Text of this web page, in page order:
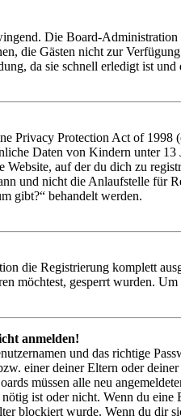
Die Board-Administration
die Gästen nicht zur
da sie schnell erledigt ist
Privacy Protection Act of
Daten von Kindern unter
auf der du dich zu
und nicht die Anlaufstelle für
gibt?“ behandelt werden.
die Registrierung komplett
möchtest, gesperrt wurden.
anmelden!
und das richtige
einer deiner Eltern oder
müssen alle neu
ist oder nicht. Wenn du
blockiert wurde. Wenn du dir